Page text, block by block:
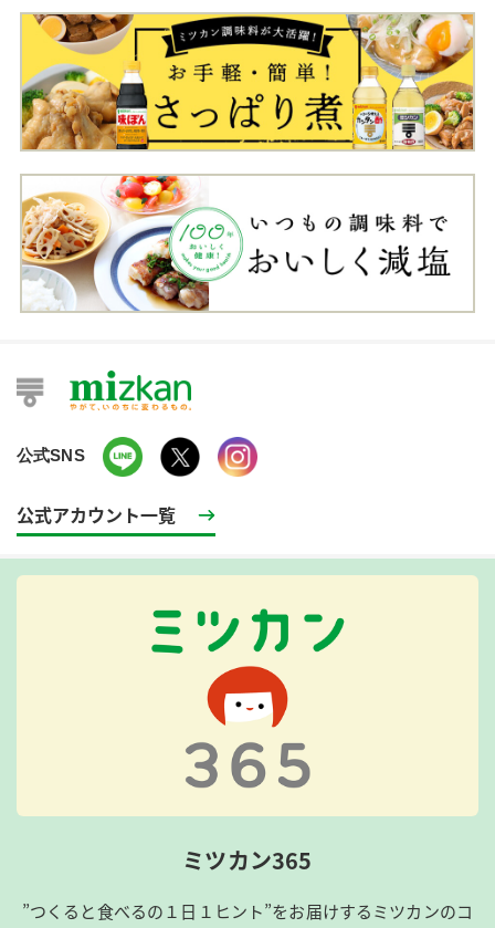
公式SNS
公式アカウント一覧
ミツカン365
”つくると食べるの１日１ヒント”をお届けするミツカンのコ